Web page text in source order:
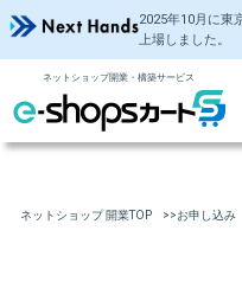
2025年10月に東
上場しました。
ネットショップ開業・構築サービス
ネットショップ 開業TOP お申し込み